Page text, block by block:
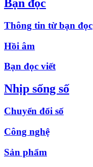
Bạn đọc
Thông tin từ bạn đọc
Hồi âm
Bạn đọc viết
Nhịp sống số
Chuyển đổi số
Công nghệ
Sản phẩm